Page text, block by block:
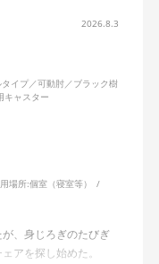
2026.8.3
イプ／可動肘／ブラック樹
キャスター
場所:個室（寝室等）
、身じろぎのたびぎ
アを探し始めた。